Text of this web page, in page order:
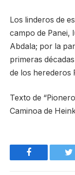
Los linderos de
campo de Panei,
Abdala; por la
primeras
de los herederos
Texto de
Caminoa de
Facebook